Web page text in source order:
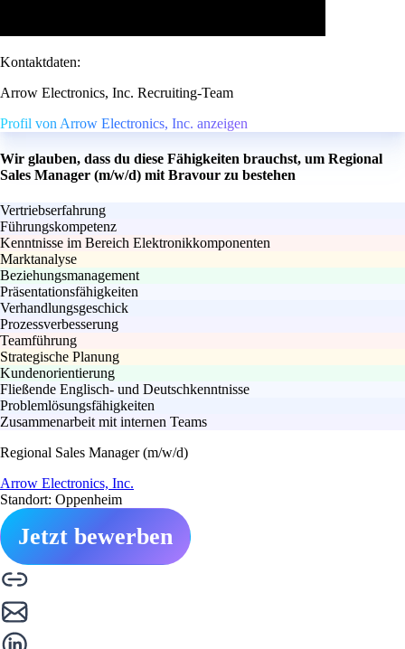
Kontaktdaten:
Arrow Electronics, Inc. Recruiting-Team
Profil von Arrow Electronics, Inc. anzeigen
Wir glauben, dass du diese Fähigkeiten brauchst, um Regional
Sales Manager (m/w/d) mit Bravour zu bestehen
Vertriebserfahrung
Führungskompetenz
Kenntnisse im Bereich Elektronikkomponenten
Marktanalyse
Beziehungsmanagement
Präsentationsfähigkeiten
Verhandlungsgeschick
Prozessverbesserung
Teamführung
Strategische Planung
Kundenorientierung
Fließende Englisch- und Deutschkenntnisse
Problemlösungsfähigkeiten
Zusammenarbeit mit internen Teams
Regional Sales Manager (m/w/d)
Arrow Electronics, Inc.
Standort: Oppenheim
Jetzt bewerben